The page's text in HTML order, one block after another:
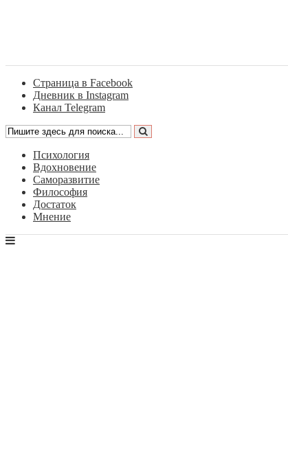
Страница в Facebook
Дневник в Instagram
Канал Telegram
Психология
Вдохновение
Саморазвитие
Философия
Достаток
Мнение